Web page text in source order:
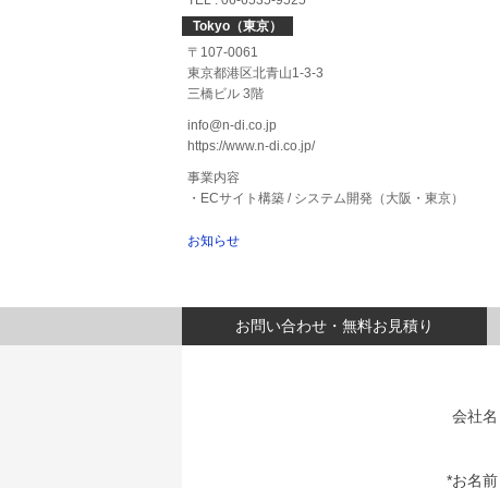
Tokyo（東京）
〒107-0061
東京都港区北青山1-3-3
三橋ビル 3階
info@n-di.co.jp
https://www.n-di.co.jp/
事業内容
・ECサイト構築 / システム開発（大阪・東京）
お知らせ
お問い合わせ・無料お見積り
会社名
*お名前